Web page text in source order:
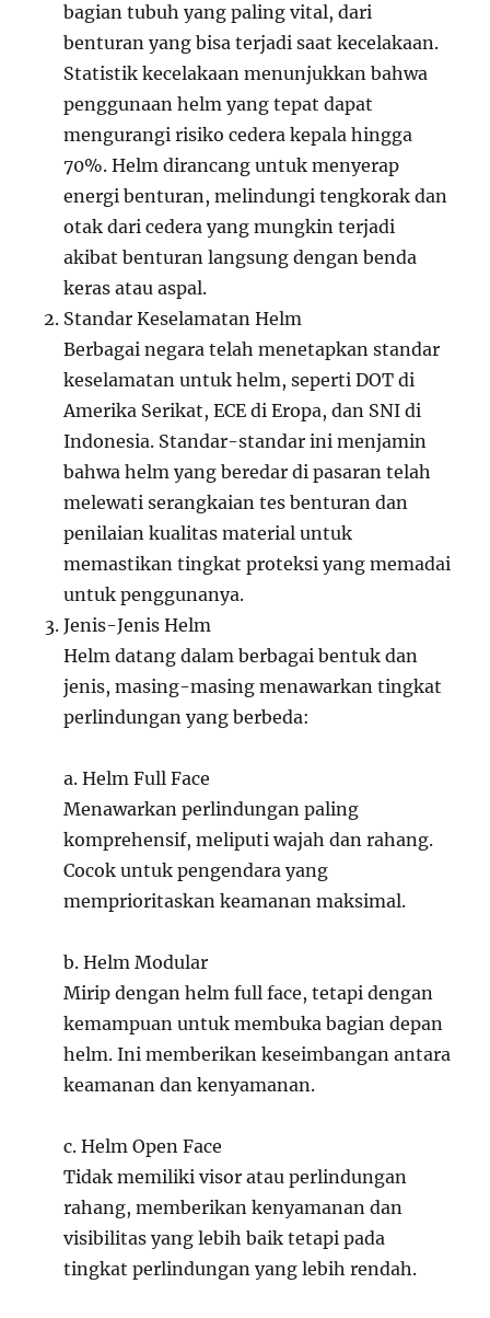
bagian tubuh yang paling vital, dari
benturan yang bisa terjadi saat kecelakaan.
Statistik kecelakaan menunjukkan bahwa
penggunaan helm yang tepat dapat
mengurangi risiko cedera kepala hingga
70%. Helm dirancang untuk menyerap
energi benturan, melindungi tengkorak dan
otak dari cedera yang mungkin terjadi
akibat benturan langsung dengan benda
keras atau aspal.
Standar Keselamatan Helm
Berbagai negara telah menetapkan standar
keselamatan untuk helm, seperti DOT di
Amerika Serikat, ECE di Eropa, dan SNI di
Indonesia. Standar-standar ini menjamin
bahwa helm yang beredar di pasaran telah
melewati serangkaian tes benturan dan
penilaian kualitas material untuk
memastikan tingkat proteksi yang memadai
untuk penggunanya.
Jenis-Jenis Helm
Helm datang dalam berbagai bentuk dan
jenis, masing-masing menawarkan tingkat
perlindungan yang berbeda:
a. Helm Full Face
Menawarkan perlindungan paling
komprehensif, meliputi wajah dan rahang.
Cocok untuk pengendara yang
memprioritaskan keamanan maksimal.
b. Helm Modular
Mirip dengan helm full face, tetapi dengan
kemampuan untuk membuka bagian depan
helm. Ini memberikan keseimbangan antara
keamanan dan kenyamanan.
c. Helm Open Face
Tidak memiliki visor atau perlindungan
rahang, memberikan kenyamanan dan
visibilitas yang lebih baik tetapi pada
tingkat perlindungan yang lebih rendah.